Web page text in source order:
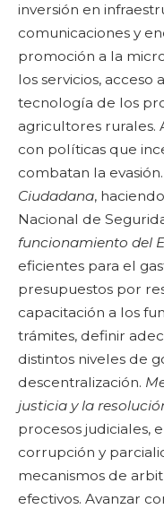
inversión en
comunicaciones y
promoción a la
los servicios, acceso
tecnología de los
agricultores rurales.
con políticas que
combatan la
Ciudadana,
Nacional de
funcionamiento del
eficientes para el
presupuestos por
capacitación a los
trámites, definir
distintos niveles de
descentralización.
justicia y la
procesos judiciales,
corrupción y
mecanismos de
efectivos. Avanzar